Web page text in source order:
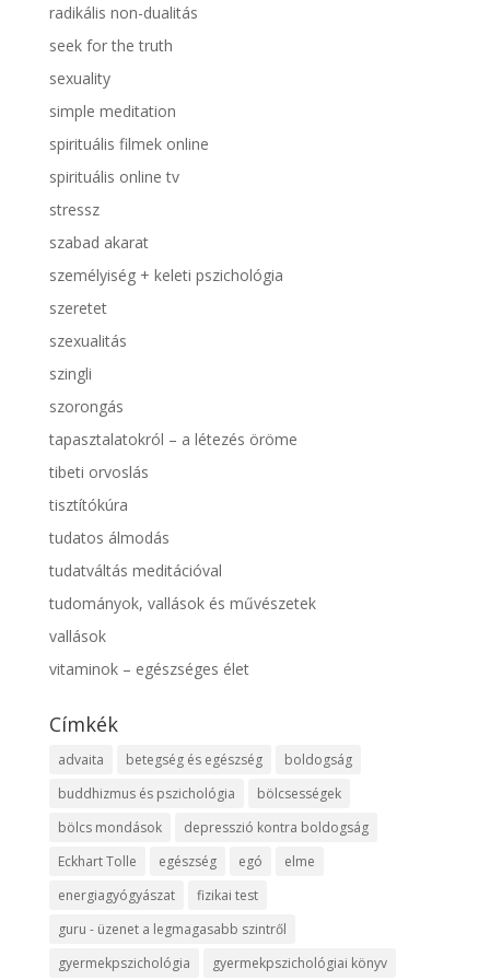
radikális non-dualitás
seek for the truth
sexuality
simple meditation
spirituális filmek online
spirituális online tv
stressz
szabad akarat
személyiség + keleti pszichológia
szeretet
szexualitás
szingli
szorongás
tapasztalatokról – a létezés öröme
tibeti orvoslás
tisztítókúra
tudatos álmodás
tudatváltás meditációval
tudományok, vallások és művészetek
vallások
vitaminok – egészséges élet
Címkék
advaita betegség és egészség
boldogság
buddhizmus és pszichológia
bölcsességek
bölcs mondások
depresszió kontra boldogság
Eckhart Tolle
egészség egó
elme
energiagyógyászat
fizikai test
guru - üzenet a legmagasabb szintről
gyermekpszichológia
gyermekpszichológiai könyv